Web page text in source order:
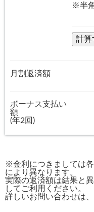
※半
月割返済額
ボーナス支払い
額
(年2回)
※金利につきましては
により異なります。
実際の返済額は結果と
してご利用ください。
詳しいお問い合わせは、